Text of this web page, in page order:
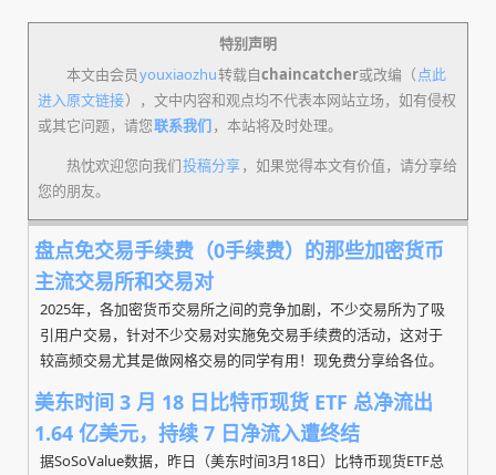
特别声明
本文由会员youxiaozhu转载自chaincatcher或改编（ 点此
进入原文链接），文中内容和观点均不代表本网站立场，如有侵权
或其它问题，请您联系我们，本站将及时处理。
热忱欢迎您向我们投稿分享，如果觉得本文有价值，请分享给
您的朋友。
盘点免交易手续费（0手续费）的那些加密货币
主流交易所和交易对
2025年，各加密货币交易所之间的竞争加剧，不少交易所为了吸
引用户交易，针对不少交易对实施免交易手续费的活动，这对于
较高频交易尤其是做网格交易的同学有用！现免费分享给各位。
美东时间 3 月 18 日比特币现货 ETF 总净流出
1.64 亿美元，持续 7 日净流入遭终结
据SoSoValue数据，昨日（美东时间3月18日）比特币现货ETF总